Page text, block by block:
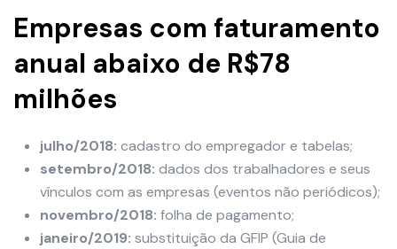
Empresas com faturamento
anual abaixo de R$78
milhões
julho/2018: cadastro do empregador e tabelas;
setembro/2018: dados dos trabalhadores e seus
vínculos com as empresas (eventos não periódicos);
novembro/2018: folha de pagamento;
janeiro/2019: substituição da GFIP (Guia de